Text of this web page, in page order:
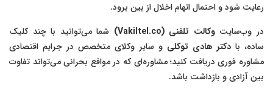
رعایت شود و احتمال اتهام اخلال از بین برود.
در وب‌سایتوکالت تلفنی (Vakiltel.co)
شما می‌توانید با چند کلیک
ساده، با دکتر هادی توکلی و سایر وکلای متخصص در جرایم اقتصادی
مشاوره فوری دریافت کنید؛ مشاوره‌ای که در مواقع بحرانی می‌تواند تفاوت
بین آزادی و بازداشت باشد.